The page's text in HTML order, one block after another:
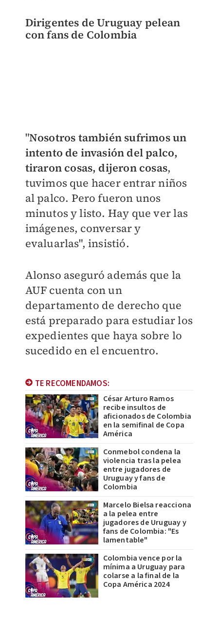
Dirigentes de Uruguay pelean
con fans de Colombia
"Nosotros también sufrimos un
intento de invasión del palco,
tiraron cosas, dijeron cosas,
tuvimos que hacer entrar niños
al palco. Pero fueron unos
minutos y listo. Hay que ver las
imágenes, conversar y
evaluarlas", insistió.
Alonso aseguró además que la
AUF cuenta con un
departamento de derecho que
está preparado para estudiar los
expedientes que haya sobre lo
sucedido en el encuentro.
TE RECOMENDAMOS:
César Arturo Ramos
recibe insultos de
aficionados de Colombia
en la semifinal de Copa
América
Conmebol condena la
violencia tras la pelea
entre jugadores de
Uruguay y fans de
Colombia
Marcelo Bielsa reacciona
a la pelea entre
jugadores de Uruguay y
fans de Colombia: "Es
lamentable"
Colombia vence por la
mínima a Uruguay para
colarse a la final de la
Copa América 2024